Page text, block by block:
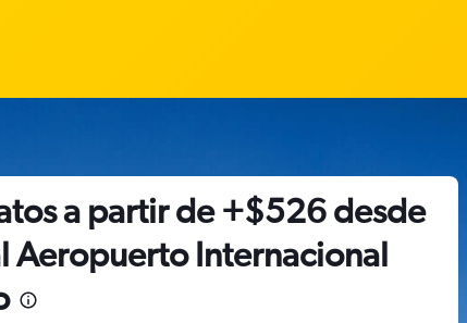
a partir de +$526 desde
Aeropuerto Internacional